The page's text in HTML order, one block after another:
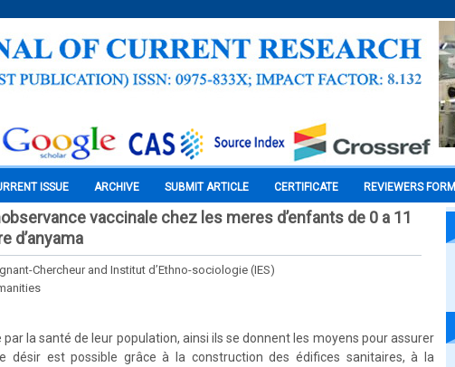
ISSUE ARCHIVE SUBMIT ARTICLE CERTIFICATE REVIEWERS FORM
vaccinale chez les meres d’enfants de 0 a 11
d’anyama
Chercheur and Institut d’Ethno-sociologie (IES)
par la santé de leur population, ainsi ils se donnent les moyens pour assurer
désir est possible grâce à la construction des édifices sanitaires, à la